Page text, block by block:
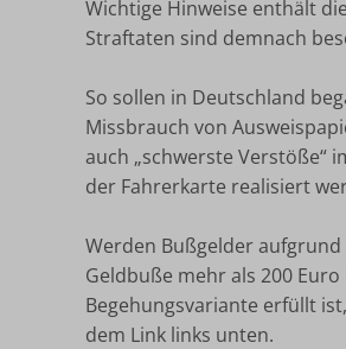
Wichtige Hinweise enthält
Straftaten sind demnach
So sollen in Deutschland
Missbrauch von
auch „schwerste Verstöße“
der Fahrerkarte realisiert
Werden Bußgelder
Geldbuße mehr als 200
Begehungsvariante erfüllt
dem Link links unten.